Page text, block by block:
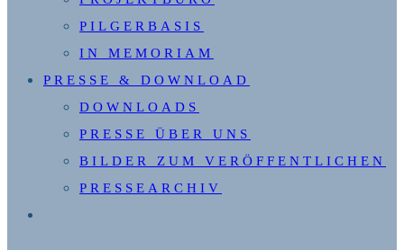
PILGERBASIS
IN MEMORIAM
PRESSE & DOWNLOAD
DOWNLOADS
PRESSE ÜBER UNS
BILDER ZUM VERÖFFENTLICHEN
PRESSEARCHIV